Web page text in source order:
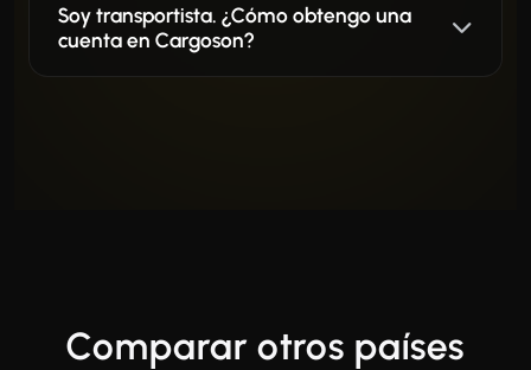
Soy transportista. ¿Cómo obtengo una
cuenta en Cargoson?
Comparar otros países